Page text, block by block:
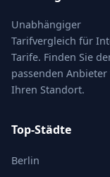
Unabhängiger
Tarifvergleich für
Tarife. Finden Sie
passenden
Ihren Standort.
Top-Städte
Berlin